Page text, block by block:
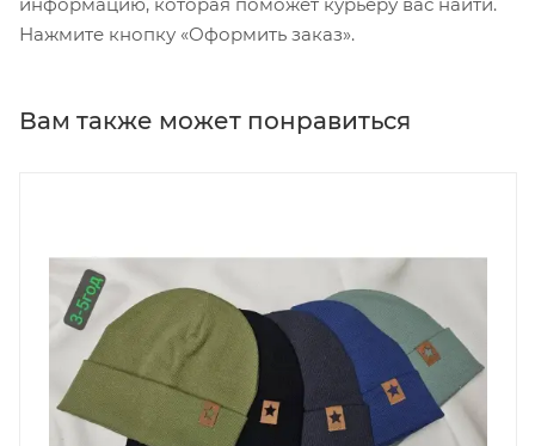
Нажмите кнопку «Оформить заказ».
Вам также может понравиться